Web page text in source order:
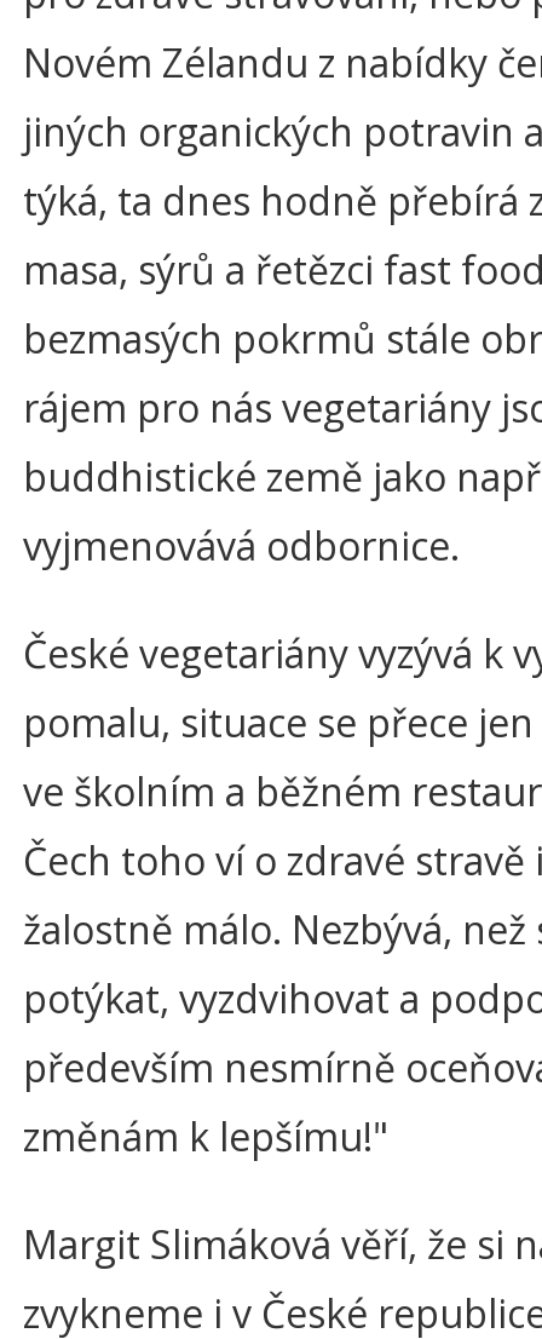
Novém Zélandu z nabídky
jiných organických potravin
týká, ta dnes hodně přebírá
masa, sýrů a řetězci fast
bezmasých pokrmů stále
rájem pro nás vegetariány
buddhistické země jako
vyjmenovává odbornice.
České vegetariány vyzývá k
pomalu, situace se přece
ve školním a běžném
Čech toho ví o zdravé
žalostně málo. Nezbývá,
potýkat, vyzdvihovat a
především nesmírně
změnám k lepšímu!"
Margit Slimáková věří, že si
zvykneme i v České